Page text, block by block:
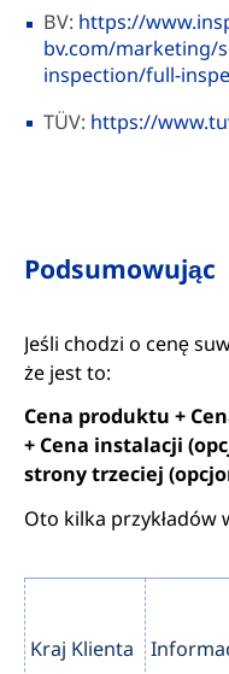
BV: https://
bv.com/marketing/
inspection/full-
TÜV: https://
Podsumowując
Jeśli chodzi o cenę
że jest to:
Cena produktu +
+ Cena instalacji
strony trzeciej
Oto kilka przykładów
Kraj Klienta